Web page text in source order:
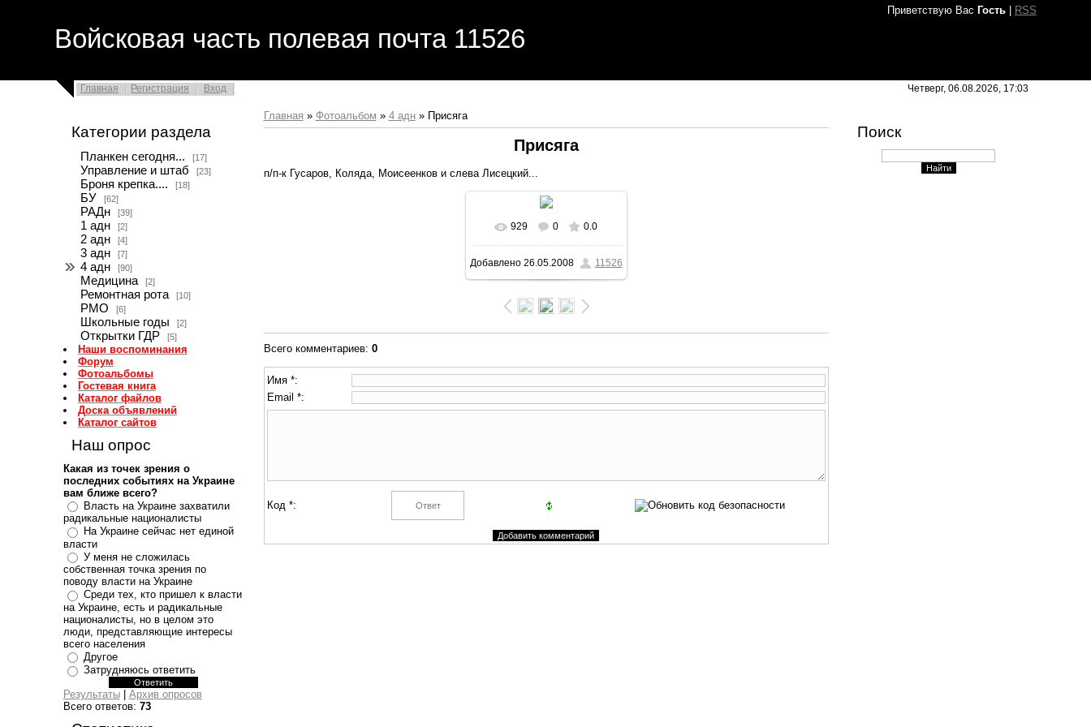
Приветствую Вас Гость| RSS
Войсковая часть полевая почта 11526
Главная Регистрация Вход Четверг, 06.08.2026, 17:03
Категории раздела
Планкен сегодня... [17]
Управление и штаб [23]
Броня крепка.... [18]
БУ [62]
РАДн [39]
1 адн [2]
2 адн [4]
3 адн [7]
4 адн [90]
Медицина [2]
Ремонтная рота [10]
РМО [6]
Школьные годы [2]
Открытки ГДР [5]
Наши воспоминания
Форум
Фотоальбомы
Гостевая книга
Каталог файлов
Доска объявлений
Каталог сайтов
Наш опрос
Какая из точек зрения о
последних событиях на Украине
вам ближе всего?
Власть на Украине захватили
радикальные националисты
На Украине сейчас нет единой
власти
У меня не сложилась
собственная точка зрения по
поводу власти на Украине
Среди тех, кто пришел к власти
на Украине, есть и радикальные
националисты, но в целом это
люди, представляющие интересы
всего населения
Другое
Затрудняюсь ответить
Результаты| Архив опросов
Всего ответов: 73
Главная » Фотоальбом » 4 адн» Присяга
Присяга
п/п-к Гусаров, Коляда, Моисеенков и слева Лисецкий...
929 0 0.0
Добавлено26.05.2008 11526
Всего комментариев: 0
Имя *:
Email *:
Код *:
Поиск